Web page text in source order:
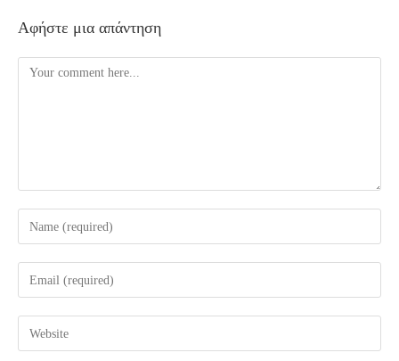
Αφήστε μια απάντηση
Comment
Enter
your
name
comment
Enter
your
email
address
Enter
your